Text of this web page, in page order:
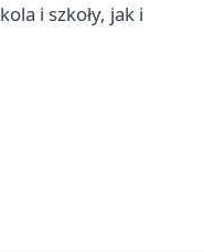
i szkoły, jak i